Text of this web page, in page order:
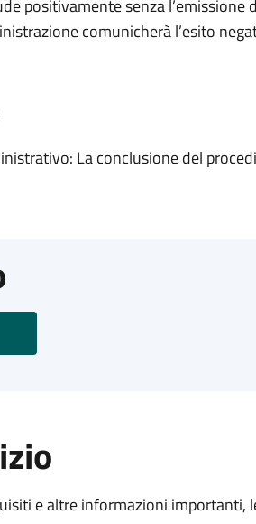
positivamente senza l’emissione
comunicherà l’esito
La conclusione del
e altre informazioni importanti,